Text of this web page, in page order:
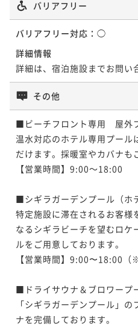
LONG RESORT STAY/食事な
素泊まり 現地決済可 事前決済可
「割引プラン」【連泊割】3-
ト連泊ステイ/朝食付
朝食付き 現地決済可 事前決済可
ポイントアップ
南国の島時間を謳歌する、6
素泊まり 事前決済可
バリアフリー
バリアフリー対応： ◯
詳細情報
詳細は、宿泊施設までお問い
その他
■ビーチフロント専用　屋外
温水対応のホテル専用プール
だけます。採暖室やカバナも
【営業時間】9:00～18:00
■シギラガーデンプール（ホ
特定施設に滞在されるお客様
なるシギラビーチを望むロケ
ルをご用意しております。
【営業時間】9:00〜18:00（
■ドライサウナ＆ブロワープ
「シギラガーデンプール」
ナを完備しております。